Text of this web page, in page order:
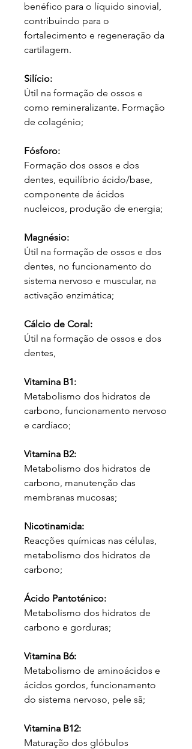
benéfico para o líquido sinovial,
contribuindo para o
fortalecimento e regeneração da
cartilagem.
Silício:
Útil na formação de ossos e
como remineralizante. Formação
de colagénio;
Fósforo:
Formação dos ossos e dos
dentes, equilíbrio ácido/base,
componente de ácidos
nucleicos, produção de energia;
Magnésio:
Útil na formação de ossos e dos
dentes, no funcionamento do
sistema nervoso e muscular, na
activação enzimática;
Cálcio de Coral:
Útil na formação de ossos e dos
dentes,
Vitamina B1:
Metabolismo dos hidratos de
carbono, funcionamento nervoso
e cardíaco;
Vitamina B2:
Metabolismo dos hidratos de
carbono, manutenção das
membranas mucosas;
Nicotinamida:
Reacções químicas nas células,
metabolismo dos hidratos de
carbono;
Ácido Pantoténico:
Metabolismo dos hidratos de
carbono e gorduras;
Vitamina B6:
Metabolismo de aminoácidos e
ácidos gordos, funcionamento
do sistema nervoso, pele sã;
Vitamina B12:
Maturação dos glóbulos